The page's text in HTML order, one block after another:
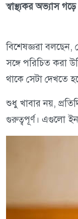
স্বাস্থ্যকর অভ্যাস
বিশেষজ্ঞরা বলছেন,
সঙ্গে পরিচিত করা
থাকে সেটা দেখতে
শুধু খাবার নয়,
গুরুত্বপূর্ণ। এগুলো